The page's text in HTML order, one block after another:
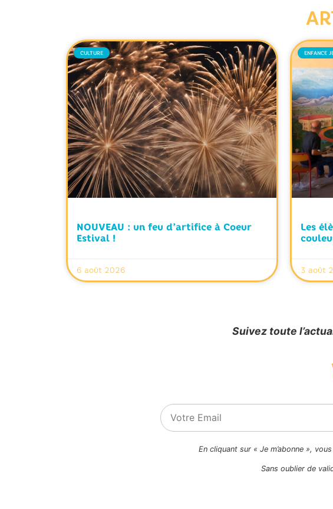
CULTURE
NOUVEAU : un feu d’artifice à Coeur
Estival !
6 août 2026
ENFANCE
Les
3 août
Suivez toute
En cliquant sur « Je m’abonne »,
Sans oublier de